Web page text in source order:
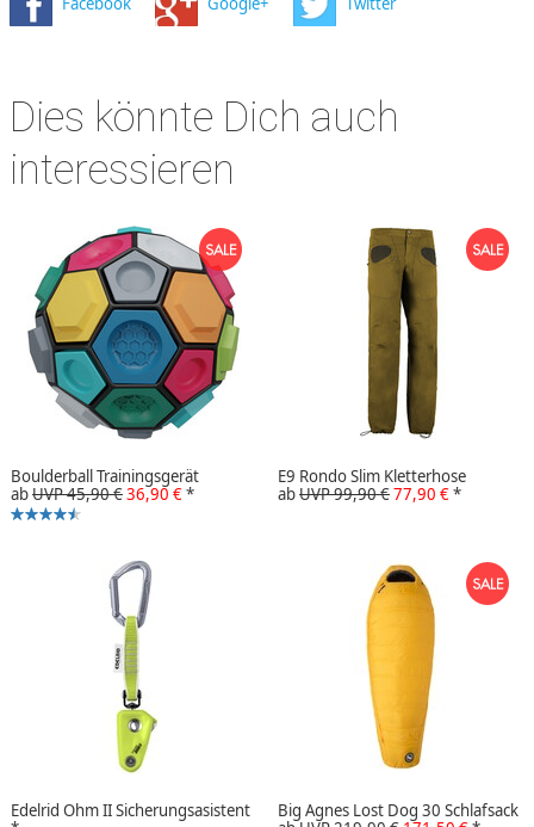
Dies könnte Dich auch
interessieren
Boulderball Trainingsgerät
abUVP 45,90 €36,90 €*
E9 Rondo Slim Kletterhose
abUVP 99,90 €77,90 €*
Edelrid Ohm II Sicherungsasistent
Big Agnes Lost Dog 30 Schlafsack